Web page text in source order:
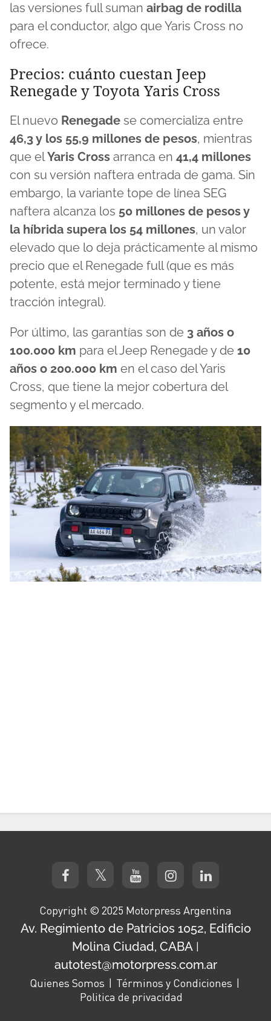
las versiones full suman airbag de rodilla
para el conductor, algo que Yaris Cross no
ofrece.
Precios: cuánto cuestan Jeep
Renegade y Toyota Yaris Cross
El nuevo Renegade se comercializa entre
46,3 y los 55,9 millones de pesos, mientras
que elYaris Cross arranca en 41,4 millones
con su versión naftera entrada de gama. Sin
embargo, la variante tope de línea SEG
naftera alcanza los 50 millones de pesos y
la híbrida supera los 54 millones, un valor
elevado que lo deja prácticamente al mismo
precio que el Renegade full (que es más
potente, está mejor terminado y tiene
tracción integral).
Por último, las garantías son de 3 años o
100.000 km para el Jeep Renegade y de 10
años o 200.000 km en el caso del Yaris
Cross, que tiene la mejor cobertura del
segmento y el mercado.
Copyright © 2025 Motorpress Argentina
Av. Regimiento de Patricios 1052, Edificio
Molina Ciudad, CABA |
autotest@motorpress.com.ar
Quienes Somos
Términos y Condiciones
Politica de privacidad